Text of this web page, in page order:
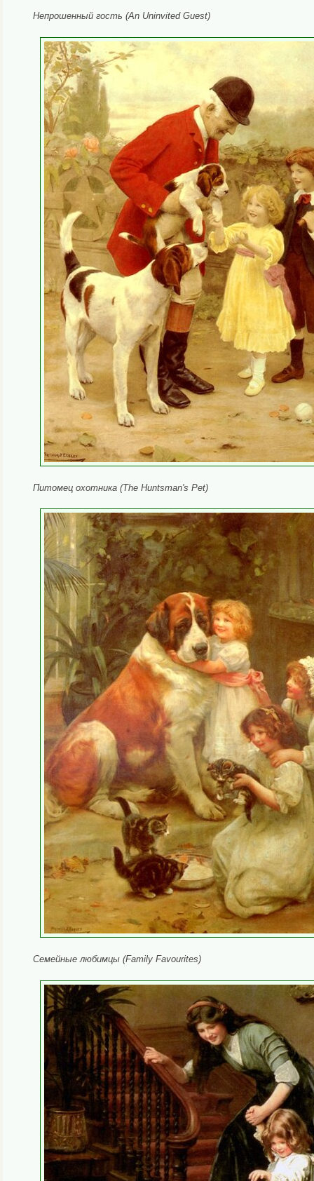
Непрошенный гость (An Uninvited Guest)
Питомец охотника (The Huntsman's Pet)
Семейные любимцы (Family Favourites)